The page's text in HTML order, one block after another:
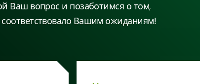
Ваш вопрос и позаботимся о том,
Вашим ожиданиям!